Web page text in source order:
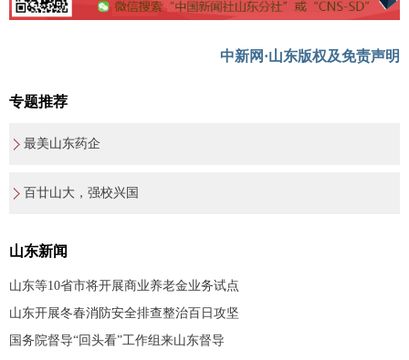
中新网·山东版权及免责声明
专题推荐
最美山东药企
百廿山大，强校兴国
山东新闻
山东等10省市将开展商业养老金业务试点
山东开展冬春消防安全排查整治百日攻坚
国务院督导“回头看”工作组来山东督导